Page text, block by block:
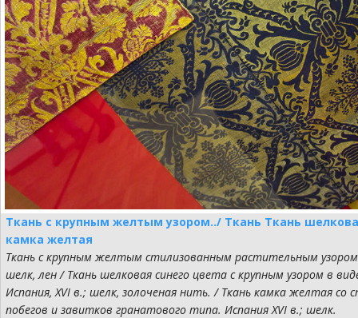
Ткань с крупным желтым узором../ Ткань Ткань
камка желтая
Ткань с крупным желтым стилизованным растительным узором
шелк, лен / Ткань шелковая синего цвета с крупным узором в
Испания, XVI в.; шелк, золоченая нить. / Ткань камка желтая со
побегов и завитков гранатового типа. Испания XVI в.; шелк.